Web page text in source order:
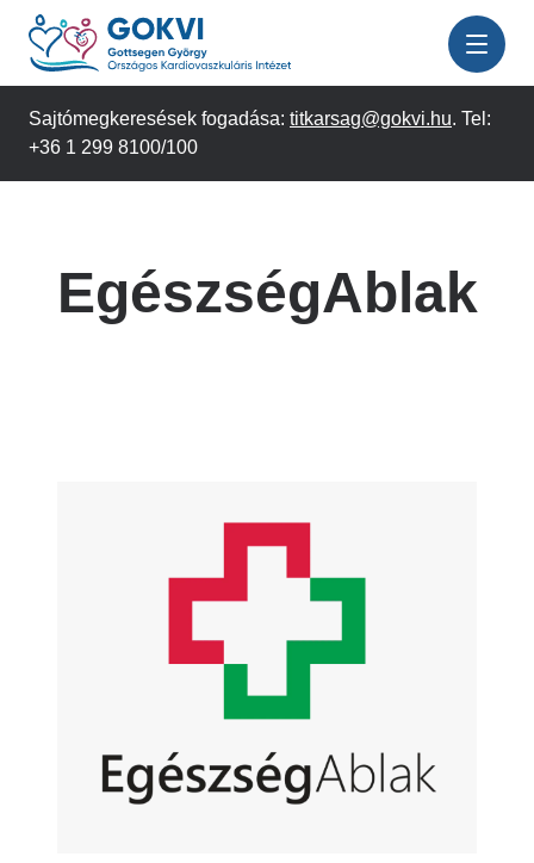
Ugrás
tartalomra
Sajtómegkeresések fogadása: titkarsag@gokvi.hu. Tel:
+36 1 299 8100/100
EgészségAblak